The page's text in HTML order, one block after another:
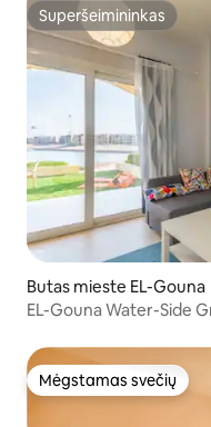
Superšeimininkas
Superšeimininkas
Butas mieste EL-Gouna
EL-Gouna Water-Side
Mėgstamas svečių
Mėgstamas svečių